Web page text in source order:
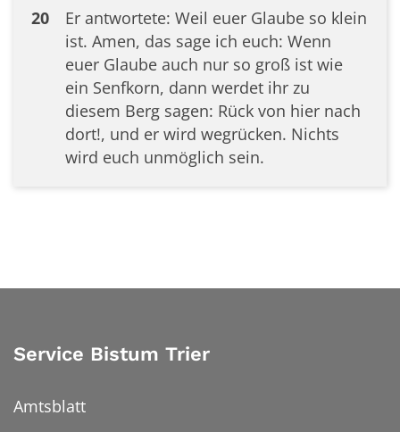
20
Er antwortete: Weil euer Glaube so klein
ist. Amen, das sage ich euch: Wenn
euer Glaube auch nur so groß ist wie
ein Senfkorn, dann werdet ihr zu
diesem Berg sagen: Rück von hier nach
dort!, und er wird wegrücken. Nichts
wird euch unmöglich sein.
Service Bistum Trier
Amtsblatt